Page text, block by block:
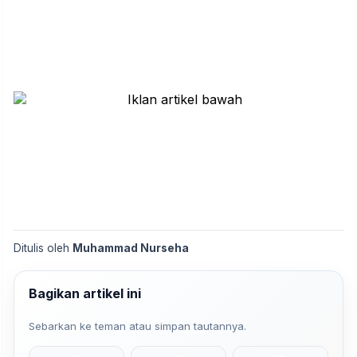
Ditulis oleh Muhammad Nurseha
Bagikan artikel ini
Sebarkan ke teman atau simpan tautannya.